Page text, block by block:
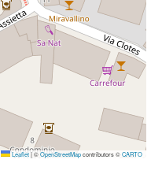
su
si tu progreso, tu
la nieve cambian
durante tu estancia y
la molestia de múltiples
la flexibilidad de tu
Leaflet|©OpenStreetMapcontributors ©CARTO